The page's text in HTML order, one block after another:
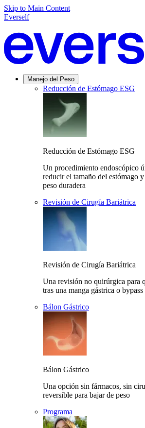
Skip to Main Content
Everself
Manejo del Peso
Reducción de Estómago ESG
Reducción de Estómago ESG
Un procedimiento endoscópico
reducir el tamaño del estómago
peso duradera
Revisión de Cirugía Bariátrica
Revisión de Cirugía Bariátrica
Una revisión no quirúrgica para
tras una manga gástrica o
Bálon Gástrico
Bálon Gástrico
Una opción sin fármacos, sin
reversible para bajar de peso
Programa